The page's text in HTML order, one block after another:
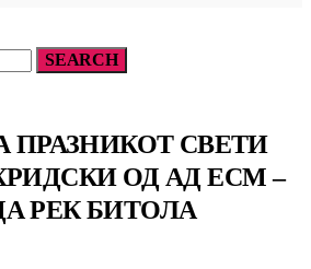
SEARCH
ПРАЗНИКОТ СВЕТИ
ОД АД ЕСМ –
РЕК БИТОЛА